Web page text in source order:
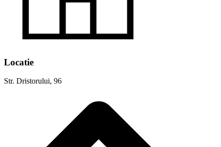
Locatie
Str. Dristorului, 96